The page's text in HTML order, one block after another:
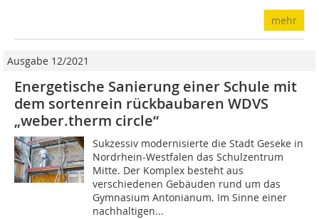
mehr
Ausgabe 12/2021
Energetische Sanierung einer Schule mit
dem sortenrein rückbaubaren WDVS
„weber.therm circle“
Sukzessiv modernisierte die Stadt Geseke in
Nordrhein-Westfalen das Schulzentrum
Mitte. Der Komplex besteht aus
verschiedenen Gebäuden rund um das
Gymnasium Antonianum. Im Sinne einer
nachhaltigen...